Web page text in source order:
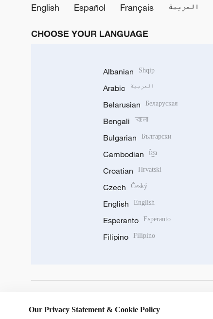
English
Español Français العربية
CHOOSE YOUR LANGUAGE
Albanian Shqip
Arabic العربية
Belarusian Беларуская
Bengali বাংলা
Bulgarian Български
Cambodian ខ្មែរ
Croatian Hrvatski
Czech Český
English English
Esperanto Esperanto
Filipino Filipino
Our Privacy Statement & Cookie Policy